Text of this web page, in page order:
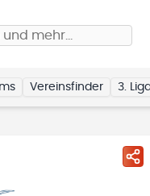
mehr…
Vereinsfinder 3.